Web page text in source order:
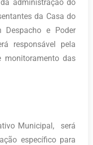
administração do
da Casa do
Despacho e Poder
responsável pela
monitoramento das
Municipal, será
específico para